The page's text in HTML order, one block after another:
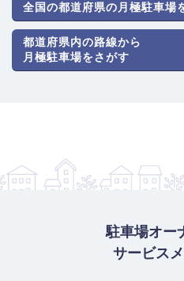
全国の都道府県の月極駐車場
都道府県内の路線から
月極駐車場をさがす
駐車場オー
サービス